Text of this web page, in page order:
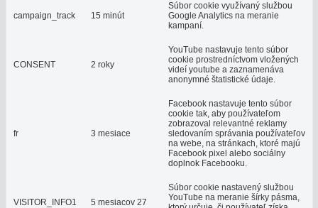
campaign_track 15 minút
Súbor cookie využívaný službou
Google Analytics na meranie
kampaní.
CONSENT 2 roky
YouTube nastavuje tento súbor
cookie prostredníctvom vložených
videí youtube a zaznamenáva
anonymné štatistické údaje.
fr 3 mesiace
Facebook nastavuje tento súbor
cookie tak, aby používateľom
zobrazoval relevantné reklamy
sledovaním správania používateľov
na webe, na stránkach, ktoré majú
Facebook pixel alebo sociálny
doplnok Facebooku.
VISITOR_INFO1
5 mesiacov 27
Súbor cookie nastavený službou
YouTube na meranie šírky pásma,